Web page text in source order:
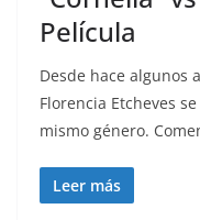
Película
Desde hace algunos
Florencia Etcheves
mismo género.
Leer más